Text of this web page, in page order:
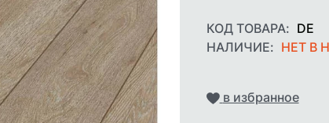
КОД ТОВАРА: DE
НАЛИЧИЕ: НЕТ В
Добавить
в избранное